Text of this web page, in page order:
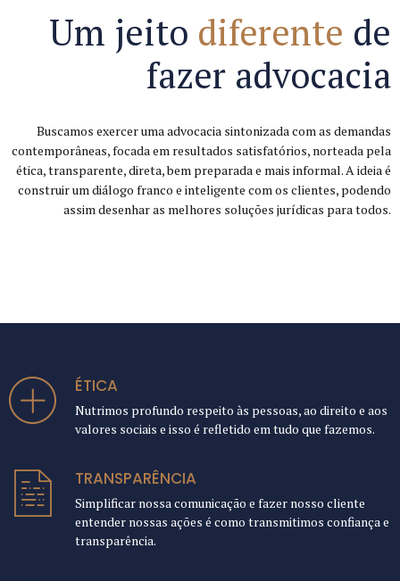
Um jeito diferente de
fazer advocacia
Buscamos exercer uma advocacia sintonizada com as demandas
contemporâneas, focada em resultados satisfatórios, norteada pela
ética, transparente, direta, bem preparada e mais informal. A ideia é
construir um diálogo franco e inteligente com os clientes, podendo
assim desenhar as melhores soluções jurídicas para todos.
ÉTICA
Nutrimos profundo respeito às pessoas, ao direito e aos
valores sociais e isso é refletido em tudo que fazemos.
TRANSPARÊNCIA
Simplificar nossa comunicação e fazer nosso cliente
entender nossas ações é como transmitimos confiança e
transparência.